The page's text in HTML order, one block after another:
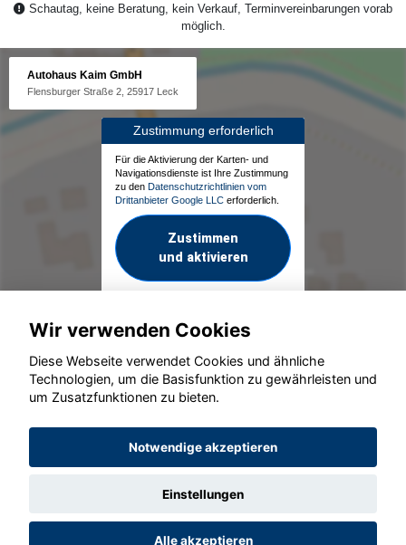
Schautag, keine Beratung, kein Verkauf, Terminvereinbarungen vorab
möglich.
Autohaus Kaim GmbH
Flensburger Straße 2, 25917 Leck
Zustimmung erforderlich
Für die Aktivierung der Karten- und
Navigationsdienste ist Ihre Zustimmung
zu den Datenschutzrichtlinien vom
Drittanbieter Google LLC erforderlich.
Zustimmen
und aktivieren
© konjunkturmotor.de GmbH 2020 - 2026
Wir verwenden Cookies
Diese Webseite verwendet Cookies und ähnliche
Technologien, um die Basisfunktion zu gewährleisten und
um Zusatzfunktionen zu bieten.
Notwendige akzeptieren
Einstellungen
Alle akzeptieren